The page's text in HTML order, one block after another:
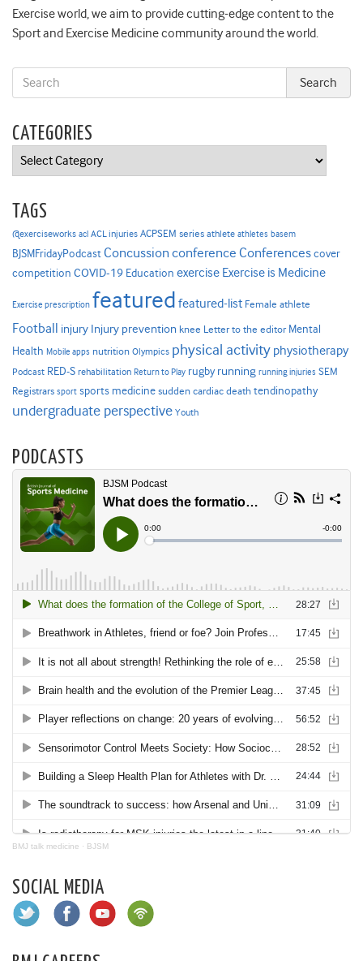
Exercise world, we aim to provide cutting-edge content to the
Sport and Exercise Medicine community around the world.
CATEGORIES
Categories
TAGS
@exerciseworks acl ACL injuries ACPSEM series athlete athletes basem
BJSMFridayPodcast Concussion conference Conferencescover
competition COVID-19 Education exercise Exercise is Medicine
Exercise prescription featured featured-list Female athlete
Football injury Injury prevention knee Letter to the editor Mental
Health Mobile apps nutrition Olympics physical activity physiotherapy
Podcast RED-S rehabilitation Return to Play rugby running running injuries SEM
Registrars sport sports medicine sudden cardiac death tendinopathy
undergraduate perspective Youth
PODCASTS
BMJ talk medicine · BJSM
SOCIAL MEDIA